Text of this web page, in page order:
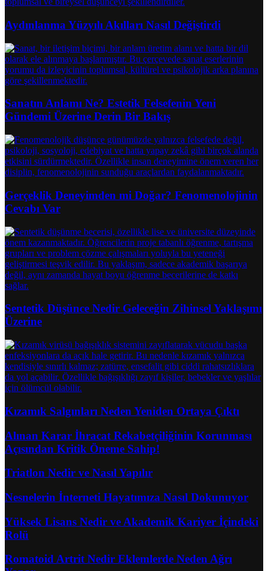
Aydınlanma Yüzyılı Akılları Nasıl Değiştirdi
Sanatın Anlamı Ne? Estetik Felsefenin Yeni
Gündemi Üzerine Derin Bir Bakış
Gerçeklik Deneyimden mi Doğar? Fenomenolojinin
Cevabı Var
Sentetik Düşünce Nedir Geleceğin Zihinsel Yaklaşımı
Üzerine
Kızamık Salgınları Neden Yeniden Ortaya Çıktı
Alınan Karar İhracat Rekabetçiliğinin Korunması
Açısından Kritik Öneme Sahip!
Triatlon Nedir ve Nasıl Yapılır
Nesnelerin İnterneti Hayatımıza Nasıl Dokunuyor
Yüksek Lisans Nedir ve Akademik Kariyer İçindeki
Rolü
Romatoid Artrit Nedir Eklemlerde Neden Ağrı